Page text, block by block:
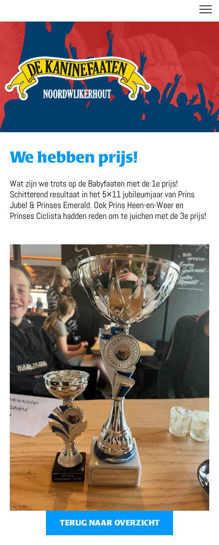
We hebben prijs!
Wat zijn we trots op de Babyfaaten met de 1e prijs!
Schitterend resultaat in het 5×11 jubileumjaar van Prins
Jubel & Prinses Emerald. Ook Prins Heen-en-Weer en
Prinses Ciclista hadden reden om te juichen met de 3e prijs!
TERUG NAAR OVERZICHT